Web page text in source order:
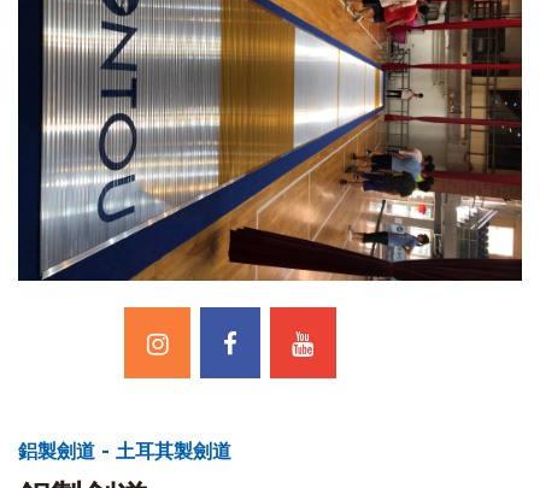
鋁製劍道 - 土耳其製劍道